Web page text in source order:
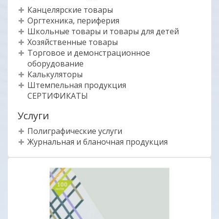
Канцелярские товары
Оргтехника, периферия
Школьные товары и товары для детей
Хозяйственные товары
Торговое и демонстрационное
оборудование
Калькуляторы
Штемпельная продукция
СЕРТИФИКАТЫ
Услуги
Полиграфические услуги
Журнальная и бланочная продукция